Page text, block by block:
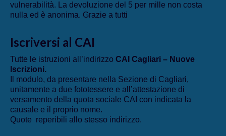
vulnerabilità. La devoluzione del 5 per mille non costa
nulla ed è anonima. Grazie a tutti
Iscriversi al CAI
Tutte le istruzioni all’indirizzo CAI Cagliari – Nuove
Iscrizioni.
Il modulo, da presentare nella Sezione di Cagliari,
unitamente a due fototessere e all’attestazione di
versamento della quota sociale CAI con indicata la
causale e il proprio nome.
Quote reperibili allo stesso indirizzo.